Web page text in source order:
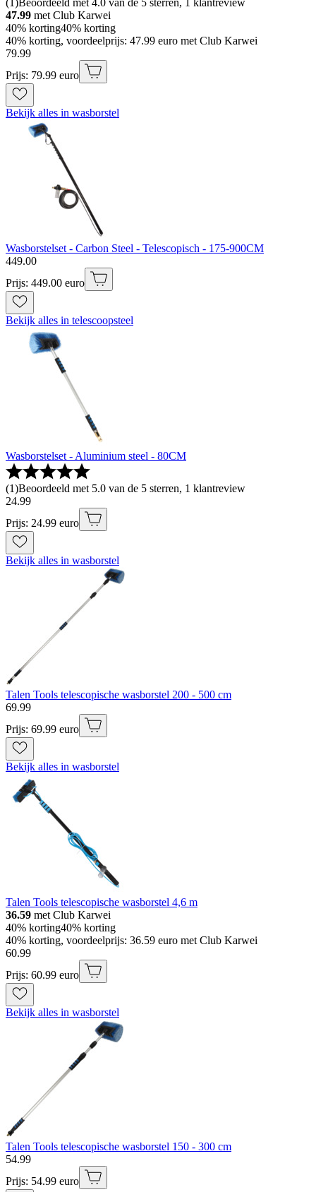
47.99 met Club Karwei
40% korting40% korting
40% korting, voordeelprijs: 47.99 euro met Club Karwei
79.99
Prijs: 79.99 euro
Bekijk alles in wasborstel
Wasborstelset - Carbon Steel - Telescopisch - 175-900CM
449.00
Prijs: 449.00 euro
Bekijk alles in telescoopsteel
Wasborstelset - Aluminium steel - 80CM
(1)Beoordeeld met 5.0 van de 5 sterren, 1 klantreview
24.99
Prijs: 24.99 euro
Bekijk alles in wasborstel
Talen Tools telescopische wasborstel 200 - 500 cm
69.99
Prijs: 69.99 euro
Bekijk alles in wasborstel
Talen Tools telescopische wasborstel 4,6 m
36.59 met Club Karwei
40% korting40% korting
40% korting, voordeelprijs: 36.59 euro met Club Karwei
60.99
Prijs: 60.99 euro
Bekijk alles in wasborstel
Talen Tools telescopische wasborstel 150 - 300 cm
54.99
Prijs: 54.99 euro